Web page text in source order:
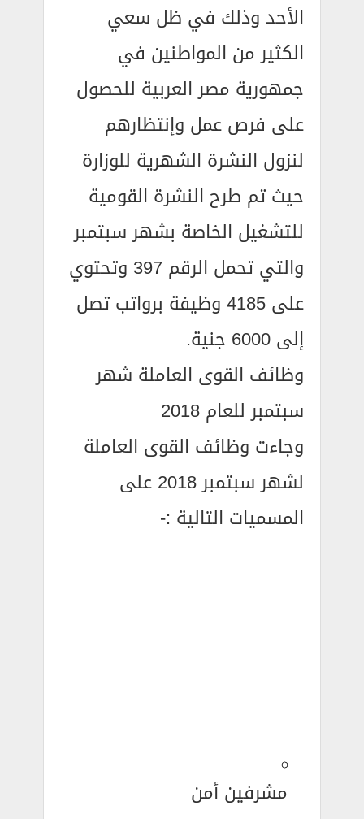
الأحد وذلك في ظل سعي
الكثير من المواطنين في
جمهورية مصر العربية للحصول
على فرص عمل وإنتظارهم
لنزول النشرة الشهرية للوزارة
حيث تم طرح النشرة القومية
للتشغيل الخاصة بشهر سبتمبر
والتي تحمل الرقم 397 وتحتوي
على 4185 وظيفة برواتب تصل
إلى 6000 جنية.
وظائف القوى العاملة شهر
سبتمبر للعام 2018
وجاءت وظائف القوى العاملة
لشهر سبتمبر 2018 على
المسميات التالية :-
مشرفين أمن